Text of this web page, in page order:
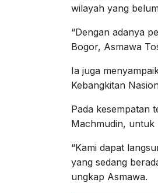
wilayah yang
“Dengan adanya
Bogor, Asmawa
Ia juga
Kebangkitan
Pada kesempatan
Machmudin, untuk
“Kami dapat
yang sedang
ungkap Asmawa.